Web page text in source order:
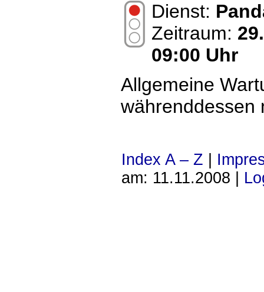
Dienst:
Zeitraum:
09:00 Uhr
Allgemeine
währenddessen
Index A – Z
am: 11.11.2008 |